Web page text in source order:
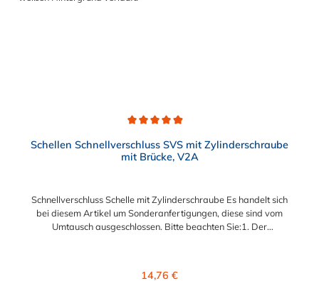
Schellen Schnellverschluss SVS mit Zylinderschraube
mit Brücke, V2A
Schnellverschluss Schelle mit Zylinderschraube Es handelt sich
bei diesem Artikel um Sonderanfertigungen, diese sind vom
Umtausch ausgeschlossen. Bitte beachten Sie:1. Der
und Gewinderollen vom Verschluss sind aus vernickeltem
Regulärer Preis:
14,76 €